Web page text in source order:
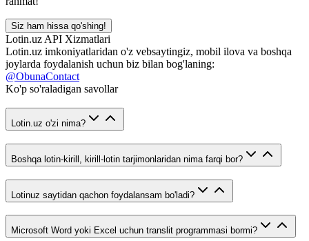
Siz ham hissa qo'shing!
Lotin.uz API Xizmatlari
Lotin.uz imkoniyatlaridan o'z vebsaytingiz, mobil ilova va boshqa
joylarda foydalanish uchun biz bilan bog'laning:
@ObunaContact
Ko'p so'raladigan savollar
Lotin.uz o'zi nima?
Boshqa lotin-kirill, kirill-lotin tarjimonlaridan nima farqi bor?
Lotinuz saytidan qachon foydalansam bo'ladi?
Microsoft Word yoki Excel uchun translit programmasi bormi?